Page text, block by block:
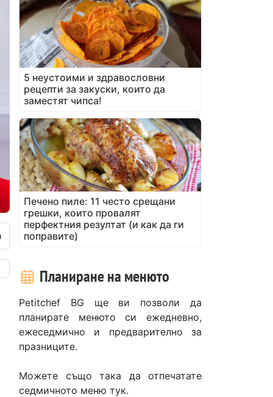
5 неустоими и здравословни
рецепти за закуски, които да
заместят чипса!
Печено пиле: 11 често срещани
грешки, които провалят
перфектния резултат (и как да ги
поправите)
Планиране на менюто
Petitchef BG ще ви позволи да
планирате менюто си ежедневно,
ежеседмично и предварително за
празниците.
Можете също така да отпечатате
седмичното меню тук.